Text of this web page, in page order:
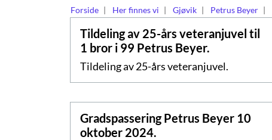
Forside Her finnes vi Gjøvik Petrus Beyer
Tildeling av 25-års veteranjuvel til
1 bror i 99 Petrus Beyer.
Tildeling av 25-års veteranjuvel.
Gradspassering Petrus Beyer 10
oktober 2024.